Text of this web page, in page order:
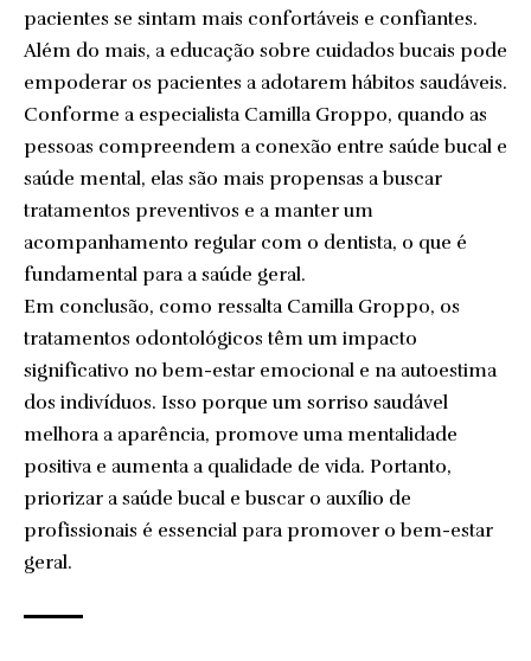
pacientes se sintam mais confortáveis e confiantes.
Além do mais, a educação sobre cuidados bucais pode
empoderar os pacientes a adotarem hábitos saudáveis.
Conforme a especialista Camilla Groppo, quando as
pessoas compreendem a conexão entre saúde bucal e
saúde mental, elas são mais propensas a buscar
tratamentos preventivos e a manter um
acompanhamento regular com o dentista, o que é
fundamental para a saúde geral.
Em conclusão, como ressalta Camilla Groppo, os
tratamentos odontológicos têm um impacto
significativo no bem-estar emocional e na autoestima
dos indivíduos. Isso porque um sorriso saudável
melhora a aparência, promove uma mentalidade
positiva e aumenta a qualidade de vida. Portanto,
priorizar a saúde bucal e buscar o auxílio de
profissionais é essencial para promover o bem-estar
geral.